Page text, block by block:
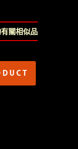
關相似品